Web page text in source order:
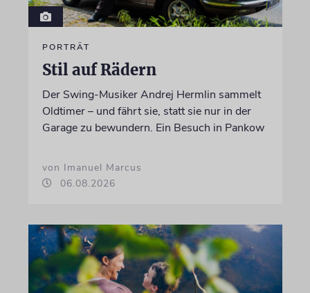
PORTRÄT
Stil auf Rädern
Der Swing-Musiker Andrej Hermlin sammelt
Oldtimer – und fährt sie, statt sie nur in der
Garage zu bewundern. Ein Besuch in Pankow
von Imanuel Marcus
06.08.2026